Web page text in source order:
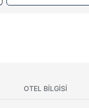
OTEL BILGISI